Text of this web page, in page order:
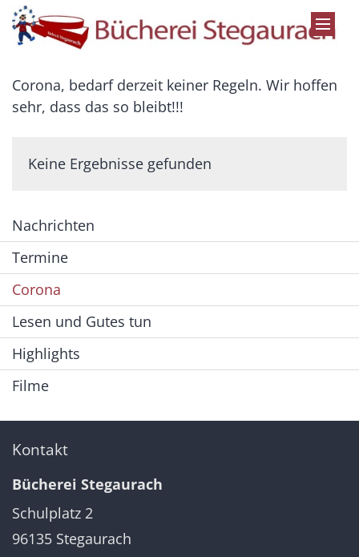
Zum Inhalt springen
Corona, bedarf derzeit keiner Regeln. Wir hoffen
sehr, dass das so bleibt!!!
Keine Ergebnisse gefunden
Nachrichten
Termine
Corona
Lesen und Gutes tun
Highlights
Filme
Kontakt
Bücherei Stegaurach
Schulplatz 2
96135 Stegaurach